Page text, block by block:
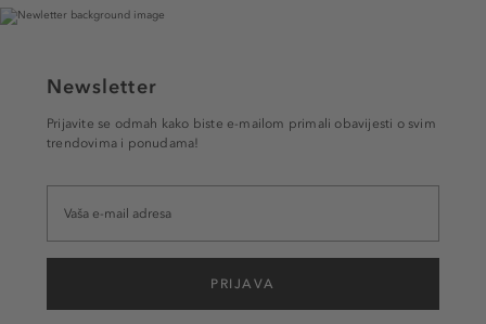
Newsletter
Prijavite se odmah kako biste e-mailom primali obavijesti o svim
trendovima i ponudama!
PRIJAVA